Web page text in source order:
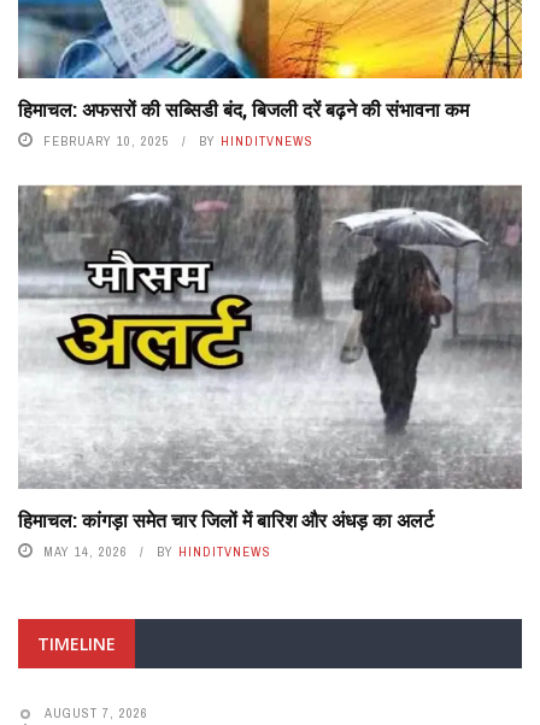
हिमाचल: अफसरों की सब्सिडी बंद, बिजली दरें बढ़ने की संभावना कम
FEBRUARY 10, 2025 BY HINDITVNEWS
हिमाचल: कांगड़ा समेत चार जिलों में बारिश और अंधड़ का अलर्ट
MAY 14, 2026 BY HINDITVNEWS
TIMELINE
AUGUST 7, 2026